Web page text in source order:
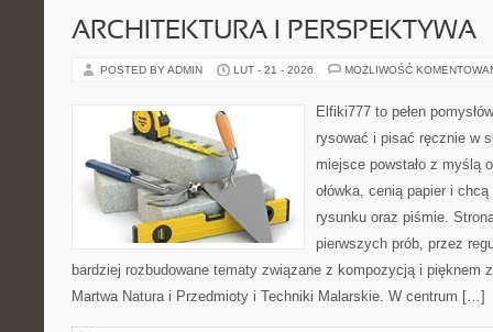
ARCHITEKTURA I PERSPEKTYWA
POSTED BY ADMIN LUT - 21 - 2026 MOŻLIWOŚĆ
Elfiki777 to pełen
rysować i pisać ręcznie w
miejsce powstało z myślą
ołówka, cenią papier i
rysunku oraz piśmie.
pierwszych prób, przez
bardziej rozbudowane tematy związane z kompozycją i pięknem
Martwa Natura i Przedmioty i Techniki Malarskie. W centrum […]